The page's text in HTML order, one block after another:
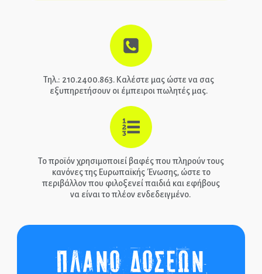
Τηλ.: 210.2400.863. Καλέστε μας ώστε να σας
εξυπηρετήσουν οι έμπειροι πωλητές μας.
Το προϊόν χρησιμοποιεί βαφές που πληρούν τους
κανόνες της Ευρωπαϊκής Ένωσης, ώστε το
περιβάλλον που φιλοξενεί παιδιά και εφήβους
να είναι το πλέον ενδεδειγμένο.